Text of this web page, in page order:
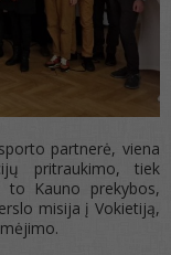
partnerė, viena
pritraukimo, tiek
Kauno prekybos,
misija į Vokietiją,